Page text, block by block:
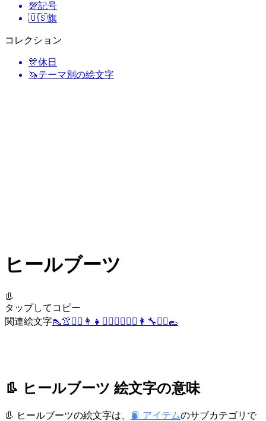
💯記号
🇺🇸旗
コレクション
🎊休日
🦄テーマ別の絵文字
ヒールブーツ
👢
タップしてコピー
関連絵文字👠👚 🧙‍♀️ 👩‍👧 🤷‍♀️ 💇‍♀️ 🏋️‍♀️ 👩‍🔧 🧎‍♀️🥿
👢 ヒールブーツ 絵文字の意味
👢 ヒールブーツの絵文字は、 📙 アイテムのサブカテゴリで